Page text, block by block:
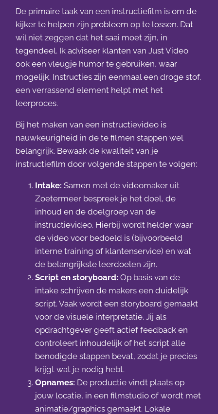
De primaire taak van een instructiefilm is om de
kijker te helpen zijn probleem op te lossen. Dat
wil niet zeggen dat het saai moet zijn, in
tegendeel. Ik adviseer klanten van Just Video
ook een vleugje humor te gebruiken, waar
mogelijk. Instructies zijn eenmaal een droge stof,
een verrassend element helpt met het
leerproces.
Bij het maken van een instructievideo is
nauwkeurigheid in de te filmen stappen wel
belangrijk. Bewaak de kwaliteit van je
instructiefilm door volgende stappen te volgen:
Intake: Samen met de videomaker uit
Zoetermeer bespreek je het doel, de
inhoud en de doelgroep van de
instructievideo. Hierbij wordt helder waar
de video voor bedoeld is (bijvoorbeeld
interne training of klantenservice) en wat
de belangrijkste leerdoelen zijn.
Script en storyboard: Op basis van de
intake schrijven de makers een duidelijk
script. Vaak wordt een storyboard gemaakt
voor de visuele interpretatie. Jij als
opdrachtgever geeft actief feedback en
controleert inhoudelijk of het script alle
benodigde stappen bevat, zodat je precies
krijgt wat je nodig hebt.
Opnames: De productie vindt plaats op
jouw locatie, in een filmstudio of wordt met
animatie/graphics gemaakt. Lokale